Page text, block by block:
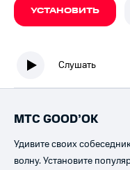
УСТАНОВИТЬ
Слушать
МТС GOOD’OK
Удивите своих
волну. Установите